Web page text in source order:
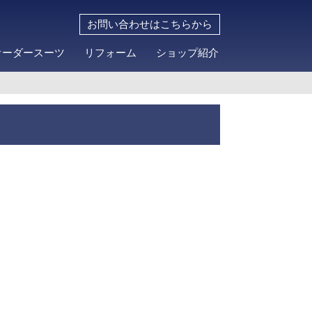
お問い合わせはこちらから
ーダースーツ リフォーム ショップ紹介